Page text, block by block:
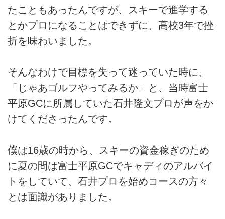
たこともあったんですが、スキーで進学する
とかプロになることはできずに、高校3年で挫
折を味わいました。
そんなわけで目標を失って迷っていた時に、
「じゃあゴルフやってみるか」と、当時富士
平原GCに所属していた石井隆文プロが声をか
けてくださったんです。
僕は16歳の時から、スキーの資金稼ぎのため
に夏の間は富士平原GCでキャディのアルバイ
トをしていて、石井プロを始めコースの方々
とは面識がありました。